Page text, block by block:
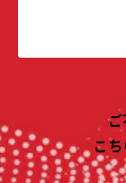
こ